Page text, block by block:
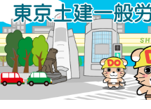
ン
テ
ン
ツ